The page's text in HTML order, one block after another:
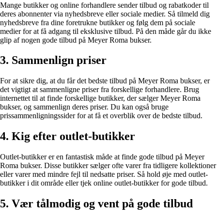
Mange butikker og online forhandlere sender tilbud og rabatkoder til
deres abonnenter via nyhedsbreve eller sociale medier. Så tilmeld dig
nyhedsbreve fra dine foretrukne butikker og følg dem på sociale
medier for at få adgang til eksklusive tilbud. På den måde går du ikke
glip af nogen gode tilbud på Meyer Roma bukser.
3. Sammenlign priser
For at sikre dig, at du får det bedste tilbud på Meyer Roma bukser, er
det vigtigt at sammenligne priser fra forskellige forhandlere. Brug
internettet til at finde forskellige butikker, der sælger Meyer Roma
bukser, og sammenlign deres priser. Du kan også bruge
prissammenligningssider for at få et overblik over de bedste tilbud.
4. Kig efter outlet-butikker
Outlet-butikker er en fantastisk måde at finde gode tilbud på Meyer
Roma bukser. Disse butikker sælger ofte varer fra tidligere kollektioner
eller varer med mindre fejl til nedsatte priser. Så hold øje med outlet-
butikker i dit område eller tjek online outlet-butikker for gode tilbud.
5. Vær tålmodig og vent på gode tilbud